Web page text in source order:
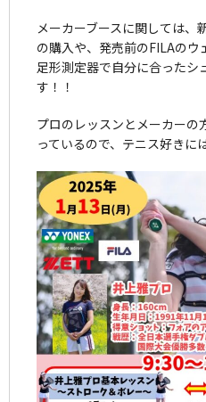
メーカーブースに関しては、
の購入や、発売前のFILAのウ
足形測定器で自分に合ったシ
す！！
プロのレッスンとメーカー
っているので、テニス好き